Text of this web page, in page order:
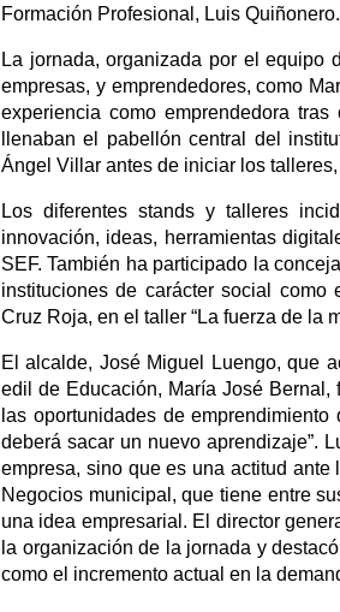
Formación Profesional, Luis Quiñonero.
La jornada, organizada por el equipo
empresas, y emprendedores, como
experiencia como emprendedora
llenaban el pabellón central del
Ángel Villar antes de iniciar los
Los diferentes stands y talleres
innovación, ideas, herramientas
SEF. También ha participado la
instituciones de carácter social
Cruz Roja, en el taller “La fuerza de la
El alcalde, José Miguel Luengo, que
edil de Educación, María José
las oportunidades de
deberá sacar un nuevo aprendizaje”.
empresa, sino que es una actitud
Negocios municipal, que tiene entre
una idea empresarial. El director
la organización de la jornada y
como el incremento actual en la